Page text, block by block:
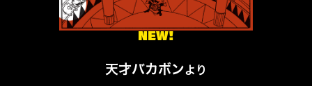
NEW!
天才バカボンより